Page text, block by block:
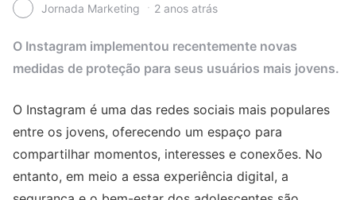
Jornada Marketing 2 anos atrás
O Instagram implementou recentemente novas
medidas de proteção para seus usuários mais jovens.
O Instagram é uma das redes sociais mais populares
entre os jovens, oferecendo um espaço para
compartilhar momentos, interesses e conexões. No
entanto, em meio a essa experiência digital, a